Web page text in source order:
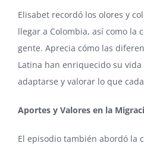
Elisabet recordó los olores y
llegar a Colombia, así como la
gente. Aprecia cómo las
Latina han enriquecido su
adaptarse y valorar lo que
Aportes y Valores en la
El episodio también abordó la